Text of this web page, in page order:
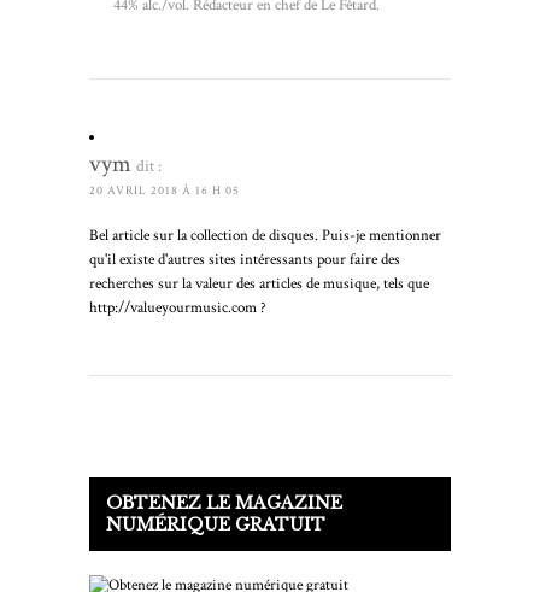
44% alc./vol. Rédacteur en chef de Le Fêtard.
vym dit :
20 AVRIL 2018 À 16 H 05
Bel article sur la collection de disques. Puis-je mentionner
qu'il existe d'autres sites intéressants pour faire des
recherches sur la valeur des articles de musique, tels que
http://valueyourmusic.com ?
OBTENEZ LE MAGAZINE
NUMÉRIQUE GRATUIT